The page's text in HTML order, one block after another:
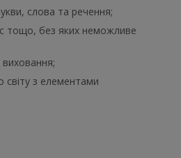
слова та речення;
тощо, без яких неможливе
світу з елементами